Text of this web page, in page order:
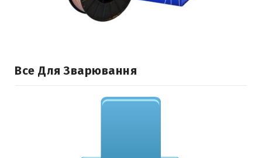
Все Для Зварювання